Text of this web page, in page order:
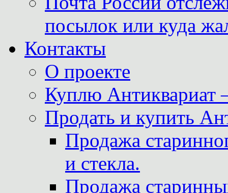
посылок или куда
Контакты
О проекте
Куплю Антиквариат
Продать и купить
Продажа
и стекла.
Продажа